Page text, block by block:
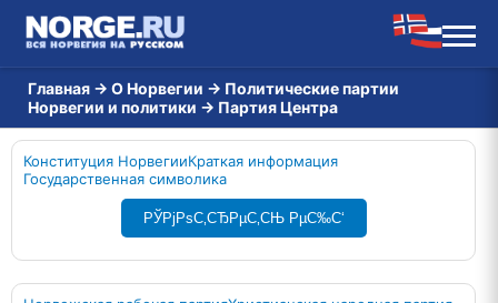
Главная → О Норвегии → Политические партии
Норвегии и политики → Партия Центра
Конституция НорвегииКраткая информация
Государственная символика
РЎРјРѕС‚СЂРµС‚СЊ РµС‰С‘